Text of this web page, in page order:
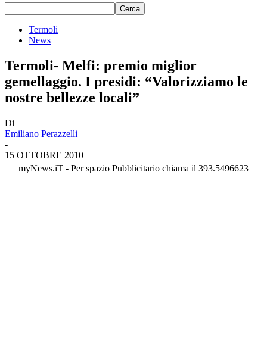
Termoli
News
Termoli- Melfi: premio miglior
gemellaggio. I presidi: “Valorizziamo le
nostre bellezze locali”
Di
Emiliano Perazzelli
-
15 OTTOBRE 2010
myNews.iT - Per spazio Pubblicitario chiama il 393.5496623